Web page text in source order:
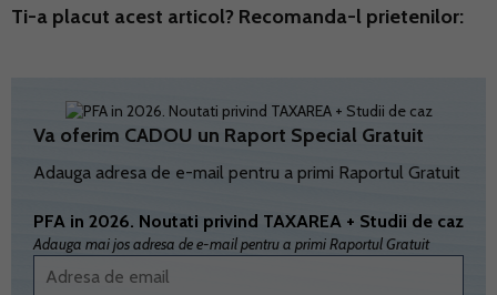
Ti-a placut acest articol? Recomanda-l prietenilor:
Va oferim CADOU un Raport Special Gratuit
Adauga adresa de e-mail pentru a primi Raportul Gratuit
PFA in 2026. Noutati privind TAXAREA + Studii de caz
Adauga mai jos adresa de e-mail pentru a primi Raportul Gratuit